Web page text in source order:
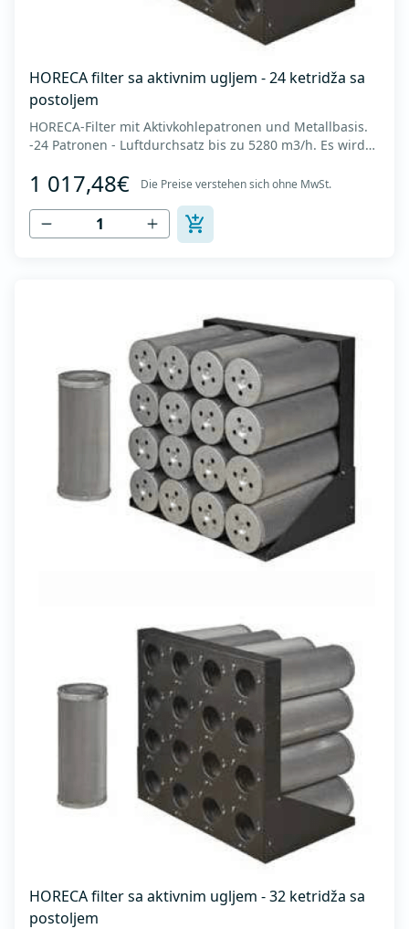
HORECA filter sa aktivnim ugljem - 24 ketridža sa
postoljem
HORECA-Filter mit Aktivkohlepatronen und Metallbasis.
-24 Patronen - Luftdurchsatz bis zu 5280 m3/h. Es wird
eingesetzt, die nach der elektrostatischen Luftfiltration
zurückbleiben. Es besteht aus mikroporösen
zylindrischen Körnern mit einer Größe...
1 017,48€ Die Preise verstehen sich ohne MwSt.
HORECA filter sa aktivnim ugljem - 32 ketridža sa
postoljem